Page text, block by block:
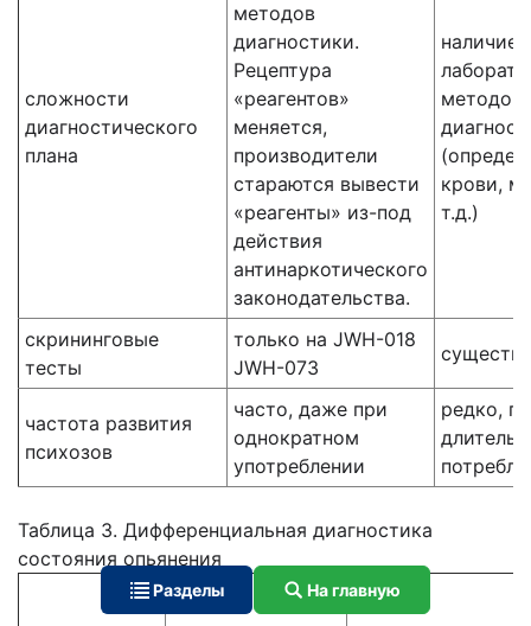
сложности
диагностического
плана
методов
диагностики.
Рецептура
«реагентов»
меняется,
производители
стараются вывести
«реагенты» из-под
действия
антинаркотического
законодательства.
наличие
методов
крови,
т.д.)
скрининговые
тесты
только на JWH-018
JWH-073
частота развития
психозов
часто, даже при
однократном
употреблении
редко,
Таблица 3. Дифференциальная диагностика
состояния опьянения
Разделы На главную